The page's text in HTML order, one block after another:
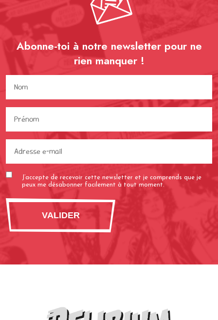
Abonne-toi à notre newsletter pour ne
rienmanquer !
(Nécessaire)
J’accepte de recevoir cette newsletter et je comprends que je
peux me désabonner facilement à tout moment.